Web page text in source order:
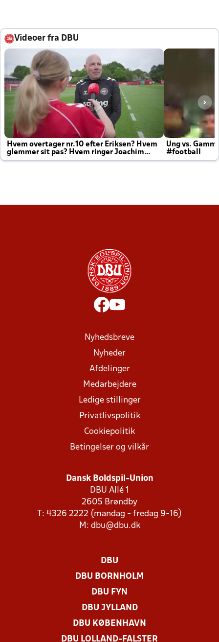
Videoer fra DBU
Hvem overtager nr.10 efter Eriksen? Hvem
glemmer sit pas? Hvem ringer Joachim
altid til efter kampe?
Ung vs.
#football
Nyhedsbreve
Nyheder
Afdelinger
Medarbejdere
Ledige stillinger
Privatlivspolitik
Cookiepolitik
Betingelser og vilkår
Dansk Boldspil-Union
DBU Allé 1
2605 Brøndby
T: 4326 2222 (mandag - fredag 9-16)
M: dbu@dbu.dk
DBU
DBU BORNHOLM
DBU FYN
DBU JYLLAND
DBU KØBENHAVN
DBU LOLLAND-FALSTER